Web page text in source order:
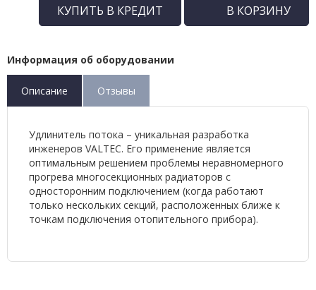
КУПИТЬ В КРЕДИТ В КОРЗИНУ
Информация об оборудовании
Описание Отзывы
Удлинитель потока – уникальная разработка
инженеров VALTEC. Его применение является
оптимальным решением проблемы неравномерного
прогрева многосекционных радиаторов с
односторонним подключением (когда работают
только нескольких секций, расположенных ближе к
точкам подключения отопительного прибора).